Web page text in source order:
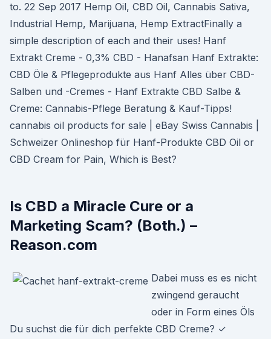
to. 22 Sep 2017 Hemp Oil, CBD Oil, Cannabis Sativa,
Industrial Hemp, Marijuana, Hemp ExtractFinally a
simple description of each and their uses! Hanf
Extrakt Creme - 0,3% CBD - Hanafsan Hanf Extrakte:
CBD Öle & Pflegeprodukte aus Hanf Alles über CBD-
Salben und -Cremes - Hanf Extrakte CBD Salbe &
Creme: Cannabis-Pflege Beratung & Kauf-Tipps!
cannabis oil products for sale | eBay Swiss Cannabis |
Schweizer Onlineshop für Hanf-Produkte CBD Oil or
CBD Cream for Pain, Which is Best?
Is CBD a Miracle Cure or a
Marketing Scam? (Both.) –
Reason.com
Dabei muss es es nicht
zwingend geraucht
oder in Form eines Öls
Du suchst die für dich perfekte CBD Creme? ✓